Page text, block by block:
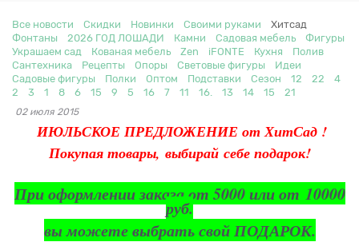
Все новости Скидки Новинки Своими руками
Хитсад
Фонтаны
2026 ГОД ЛОШАДИ Камни Садовая мебель
Фигуры
Украшаем сад
Кованая мебель Zen iFONTE Кухня
Полив
Сантехника
Рецепты Опоры Световые фигуры
Идеи
Садовые фигуры
Полки Оптом Подставки Сезон 12 22
4
2
3 1 8 6 15 9 5 16 7 11 16. 13 14 15 21
02 июля 2015
ИЮЛЬСКОЕ ПРЕДЛОЖЕНИЕ от ХитСад !
Покупая товары, выбирай себе подарок!
При оформлении заказа от 5000 или от 10000
руб.
вы можете выбрать свой ПОДАРОК.